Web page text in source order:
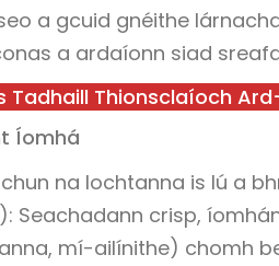
a gcuid gnéithe
a ardaíonn siad
Thionsclaíoch
Íomhá
na lochtanna is lú a
Seachadann crisp,
mí-ailínithe) chomh